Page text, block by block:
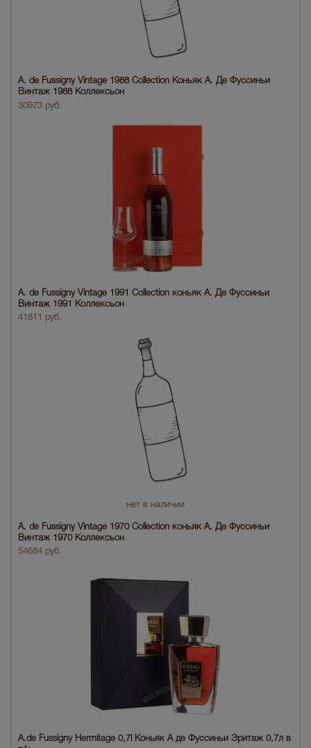
A. de Fussigny Vintage 1988 Collection Коньяк А. Де Фуссиньи
Винтаж 1988 Коллексьон
30973 руб.
A. de Fussigny Vintage 1991 Collection коньяк А. Де Фуссиньи
Винтаж 1991 Коллексьон
41811 руб.
нет в наличии
A. de Fussigny Vintage 1970 Collection коньяк А. Де Фуссиньи
Винтаж 1970 Коллексьон
54684 руб.
A.de Fussigny Hermitage 0,7l Коньяк А де Фуссиньи Эритаж 0,7л в